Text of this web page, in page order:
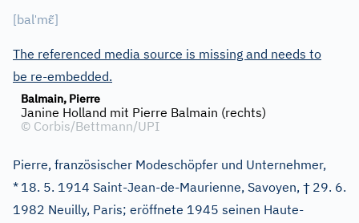
[balˈmɛ̃]
The referenced media source is missing and needs to
be re-embedded.
Balmain, Pierre
Janine Holland mit Pierre Balmain (rechts)
© Corbis/Bettmann/UPI
Pierre, französischer Modeschöpfer und Unternehmer,
* 18. 5. 1914 Saint-Jean-de-Maurienne, Savoyen, † 29. 6.
1982 Neuilly, Paris; eröffnete 1945 seinen Haute-